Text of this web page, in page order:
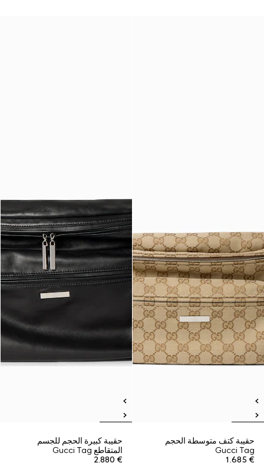
حقيبة كتف متوسطة الحجم
Gucci Tag
€ 1.685
حقيبة كبيرة الحجم للجسم
المتقاطع Gucci Tag
€ 2.880